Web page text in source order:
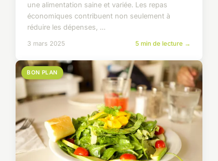
une alimentation saine et variée. Les repas
économiques contribuent non seulement à
réduire les dépenses, ...
3 mars 2025 5 min de lecture →
BON PLAN